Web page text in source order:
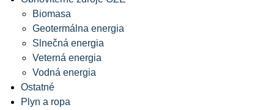
Biomasa
Geotermálna energia
Slnečná energia
Veterná energia
Vodná energia
Ostatné
Plyn a ropa